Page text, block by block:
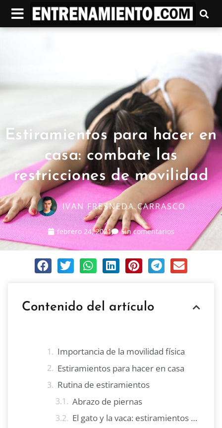
Estiramientos para hacer en
casa: combate las
restricciones de movilidad
IVAN FRESNEDA CARRASCO
febrero 24, 2021 Sin comentarios
Contenido del artículo
Importancia de la movilidad física
Estiramientos para hacer en casa
Rutina de estiramientos
Abrazo de piernas
El gato y la vaca: estiramientos para hacer en casa